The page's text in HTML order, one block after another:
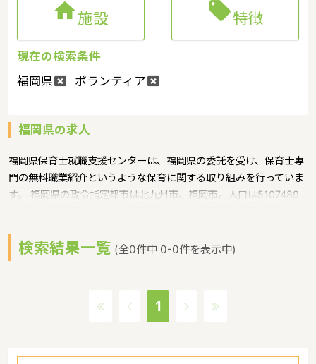
施設 特徴
現在の検索条件
福岡県
ボランティア
福岡県の求人
福岡県保育士就職支援センターは、福岡県の委託を受け、保育士専
門の無料職業紹介というような保育に関する取り組みを行っていま
す。 福岡県の政令指定都市は北九州市、福岡市。人口は5107489
在）福岡県の市町村は60。福岡県の家賃相場：6.2万円（2017年
10月賃貸住宅 D-room調べ） 福岡県は、国内外の交通の結節点と
近さ。博多港をはじめとする複数の港もあり、釜山（韓国）への定
検索結果一覧 (全0件中 0-0件を表示中)
1